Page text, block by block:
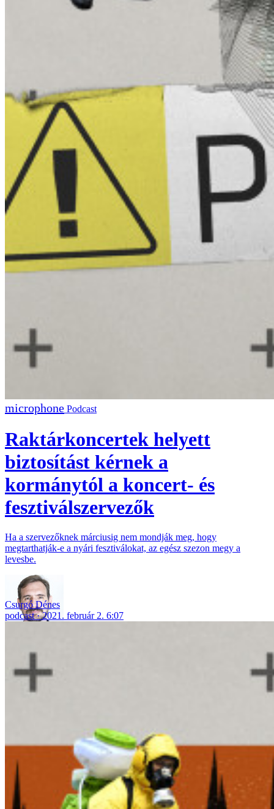
Podcast
Raktárkoncertek helyett
biztosítást kérnek a
kormánytól a koncert- és
fesztiválszervezők
Ha a szervezőknek márciusig nem mondják meg, hogy
megtarthatják-e a nyári fesztiválokat, az egész szezon megy a
levesbe.
Csurgó Dénes
podcast
2021. február 2. 6:07